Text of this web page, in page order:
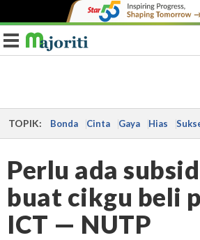
Toggle navigation
TOPIK: Bonda Cinta Gaya Hias
Perlu ada
buat cikgu beli
ICT — NUTP